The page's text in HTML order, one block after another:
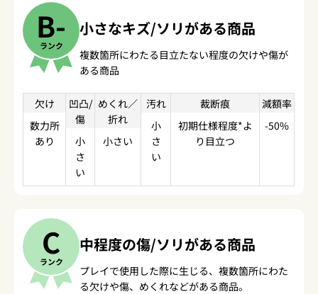
B-
ランク
小さなキズ/ソリがある商品
複数箇所にわたる目立たない程度の欠けや傷が
ある商品
欠け
数力所
あり
凹凸/
傷
小
さ
い
めくれ／
折れ
小さい
汚れ
小
さ
い
裁断痕
初期仕様程度*よ
り目立つ
減額率
-50%
C
ランク
中程度の傷/ソリがある商品
プレイで使用した際に生じる、複数箇所にわた
る欠けや傷、めくれなどがある商品。